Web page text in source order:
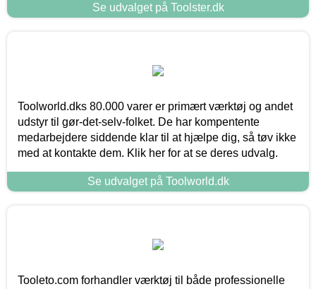
Se udvalget på Toolster.dk
Toolworld.dks 80.000 varer er primært værktøj og andet
udstyr til gør-det-selv-folket. De har kompentente
medarbejdere siddende klar til at hjælpe dig, så tøv ikke
med at kontakte dem. Klik her for at se deres udvalg.
Se udvalget på Toolworld.dk
Tooleto.com forhandler værktøj til både professionelle